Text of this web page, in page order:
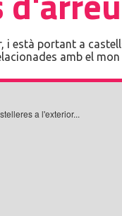
està portant a
amb el
a l'exterior...